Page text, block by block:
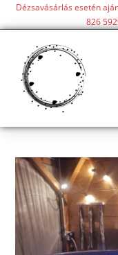
Dézsavásárlás esetén
826